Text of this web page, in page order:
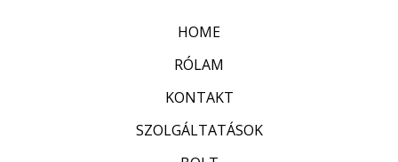
HOME
RÓLAM
KONTAKT
SZOLGÁLTATÁSOK